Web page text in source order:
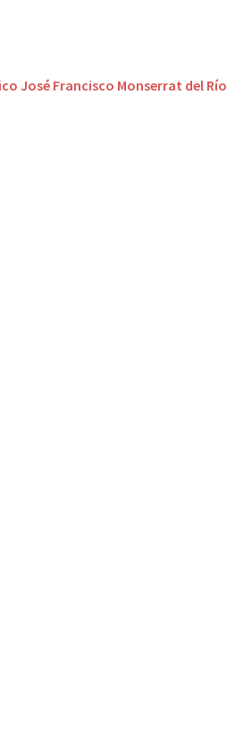
José Francisco Monserrat del Río